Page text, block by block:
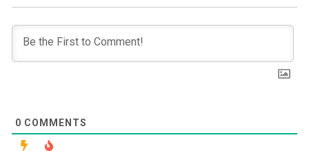
0 COMMENTS